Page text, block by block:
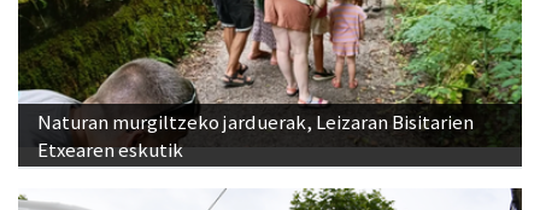
Naturan murgiltzeko jarduerak, Leizaran Bisitarien
Etxearen eskutik